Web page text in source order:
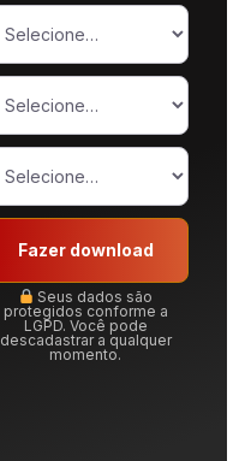
Fazer download
Seus dados são
protegidos conforme a
LGPD. Você pode
descadastrar a qualquer
momento.